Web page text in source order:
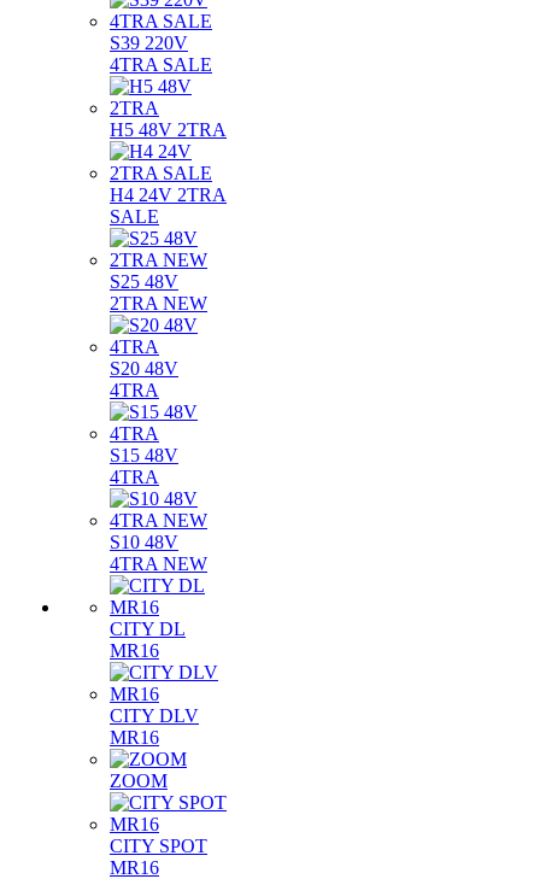
S39 220V
4TRA SALE
H5 48V 2TRA
H4 24V 2TRA
SALE
S25 48V
2TRA NEW
S20 48V
4TRA
S15 48V
4TRA
S10 48V
4TRA NEW
CITY DL
MR16
CITY DLV
MR16
ZOOM
CITY SPOT
MR16